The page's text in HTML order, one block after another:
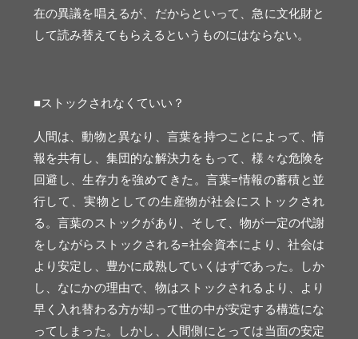
在の異議を唱えるが、だからといって、急に文化財と
して読み替えてもらえるというものにはならない。
■ストックされなくていい？
人間は、動物と異なり、言葉を持つことによって、情
報を共有し、集団的な解決力をもって、様々な危険を
回避し、生存力を強めてきた。言葉=情報の蓄積と並
行して、実物としての生産物が社会にストックされ
る。言葉のストックがあり、そして、物が一定の代謝
をしながらストックされる=社会資本により、社会は
より安定し、豊かに成熟していくはずであった。しか
し、なにかの理由で、物はストックされるより、より
早く入れ替わる方が却って世の中が安定する構造にな
ってしまった。しかし、人間側にとっては当面の安定